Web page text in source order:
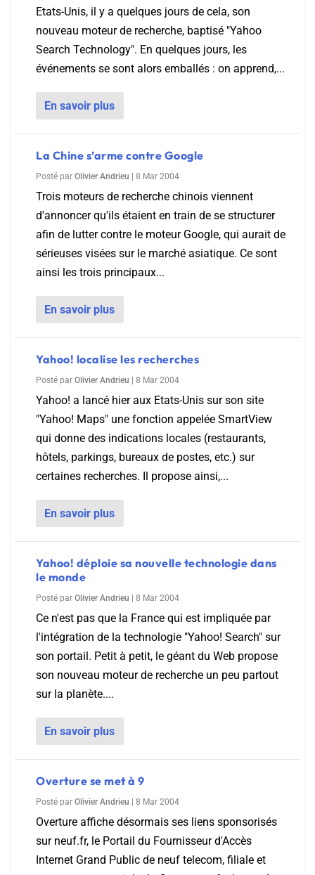
Etats-Unis, il y a quelques jours de cela, son
nouveau moteur de recherche, baptisé "Yahoo
Search Technology". En quelques jours, les
événements se sont alors emballés : on apprend,...
En savoir plus
La Chine s’arme contre Google
Posté par Olivier Andrieu 8 Mar 2004
Trois moteurs de recherche chinois viennent
d'annoncer qu'ils étaient en train de se structurer
afin de lutter contre le moteur Google, qui aurait de
sérieuses visées sur le marché asiatique. Ce sont
ainsi les trois principaux...
En savoir plus
Yahoo! localise les recherches
Posté par Olivier Andrieu 8 Mar 2004
Yahoo! a lancé hier aux Etats-Unis sur son site
"Yahoo! Maps" une fonction appelée SmartView
qui donne des indications locales (restaurants,
hôtels, parkings, bureaux de postes, etc.) sur
certaines recherches. Il propose ainsi,...
En savoir plus
Yahoo! déploie sa nouvelle technologie dans
le monde
Posté par Olivier Andrieu 8 Mar 2004
Ce n'est pas que la France qui est impliquée par
l'intégration de la technologie "Yahoo! Search" sur
son portail. Petit à petit, le géant du Web propose
son nouveau moteur de recherche un peu partout
sur la planète....
En savoir plus
Overture se met à 9
Posté par Olivier Andrieu 8 Mar 2004
Overture affiche désormais ses liens sponsorisés
sur neuf.fr, le Portail du Fournisseur d'Accès
Internet Grand Public de neuf telecom, filiale et